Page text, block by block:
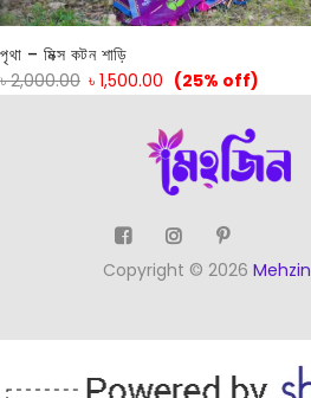
পৃথা – মিক্স কটন শাড়ি
৳2,000.00 ৳ 1,500.00 (25% off)
Copyright © 2026 Mehzin